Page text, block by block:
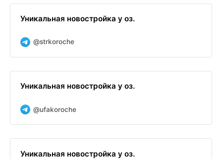
Уникальная новостройка у оз.
@strkoroche
Уникальная новостройка у оз.
@ufakoroche
Уникальная новостройка у оз.